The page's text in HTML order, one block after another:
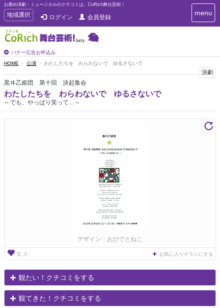
お薦め演劇・ミュージカルのクチコミは、CoRich舞台芸術！
T
o
g
g
e
n
a
v
i
g
地域選択 ログイン 会員登録
バナー広告お申込み
T
o
g
a
menu
HOME 公演 わたしたちを わらわないで ゆるさないで
演劇
黒ヰ乙姫団 第十回 決起集会
わたしたちを わらわないで ゆるさないで
～でも、やっぱり笑って…～
デザイン：おひでとねこ
0 人 お気に入りチラシにする
観たい！クチコミをする
観てきた！クチコミをする